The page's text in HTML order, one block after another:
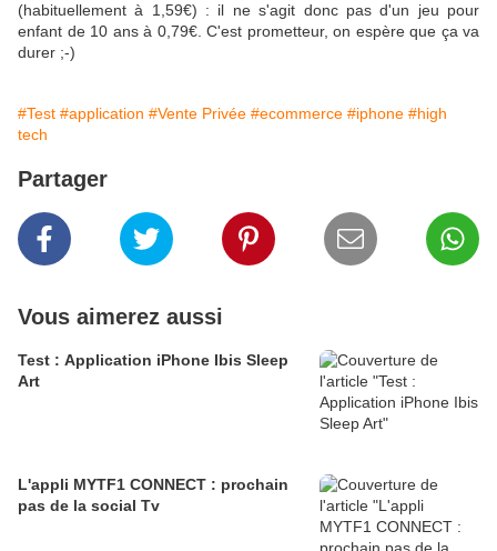
(habituellement à 1,59€) : il ne s'agit donc pas d'un jeu pour
enfant de 10 ans à 0,79€. C'est prometteur, on espère que ça va
durer ;-)
#Test #application #Vente Privée #ecommerce #iphone #high
tech
Partager
Vous aimerez aussi
Test : Application iPhone Ibis Sleep
Art
L'appli MYTF1 CONNECT : prochain
pas de la social Tv